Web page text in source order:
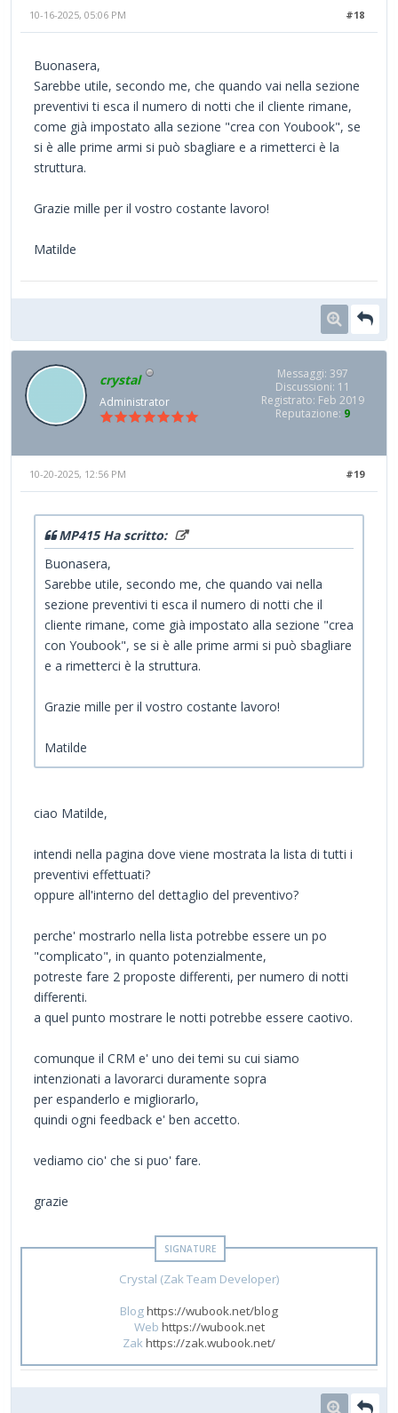
#18
10-16-2025, 05:06 PM
Buonasera,
Sarebbe utile, secondo me, che quando vai nella sezione
preventivi ti esca il numero di notti che il cliente rimane,
come già impostato alla sezione "crea con Youbook", se
si è alle prime armi si può sbagliare e a rimetterci è la
struttura.
Grazie mille per il vostro costante lavoro!
Matilde
crystal
Administrator
Messaggi: 397
Discussioni: 11
Registrato: Feb 2019
Reputazione: 9
#19
10-20-2025, 12:56 PM
MP415 Ha scritto:
Buonasera,
Sarebbe utile, secondo me, che quando vai nella
sezione preventivi ti esca il numero di notti che il
cliente rimane, come già impostato alla sezione "crea
con Youbook", se si è alle prime armi si può sbagliare
e a rimetterci è la struttura.
Grazie mille per il vostro costante lavoro!
Matilde
ciao Matilde,
intendi nella pagina dove viene mostrata la lista di tutti i
preventivi effettuati?
oppure all'interno del dettaglio del preventivo?
perche' mostrarlo nella lista potrebbe essere un po
"complicato", in quanto potenzialmente,
potreste fare 2 proposte differenti, per numero di notti
differenti.
a quel punto mostrare le notti potrebbe essere caotivo.
comunque il CRM e' uno dei temi su cui siamo
intenzionati a lavorarci duramente sopra
per espanderlo e migliorarlo,
quindi ogni feedback e' ben accetto.
vediamo cio' che si puo' fare.
grazie
Crystal (Zak Team Developer)
Bloghttps://wubook.net/blog
Web https://wubook.net
Zakhttps://zak.wubook.net/